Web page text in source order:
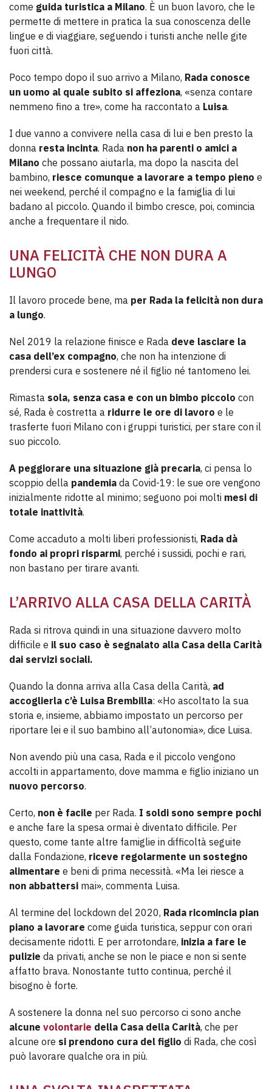
come guida turistica a Milano. È un buon lavoro, che le
permette di mettere in pratica la sua conoscenza delle
lingue e di viaggiare, seguendo i turisti anche nelle gite
fuori città.
Poco tempo dopo il suo arrivo a Milano, Rada conosce
un uomo al quale subito si affeziona, «senza contare
nemmeno fino a tre», come ha raccontato a Luisa.
I due vanno a convivere nella casa di lui e ben presto la
donna resta incinta. Rada non ha parenti o amici a
Milano che possano aiutarla, ma dopo la nascita del
bambino, riesce comunque a lavorare a tempo pieno e
nei weekend, perché il compagno e la famiglia di lui
badano al piccolo. Quando il bimbo cresce, poi, comincia
anche a frequentare il nido.
UNA FELICITÀ CHE NON DURA A
LUNGO
Il lavoro procede bene, ma per Rada la felicità non dura
a lungo.
Nel 2019 la relazione finisce e Rada deve lasciare la
casa dell’ex compagno, che non ha intenzione di
prendersi cura e sostenere né il figlio né tantomeno lei.
Rimasta sola, senza casa e con un bimbo piccolo con
sé, Rada è costretta a ridurre le ore di lavoro e le
trasferte fuori Milano con i gruppi turistici, per stare con il
suo piccolo.
A peggiorare una situazione già precaria, ci pensa lo
scoppio della pandemia da Covid-19: le sue ore vengono
inizialmente ridotte al minimo; seguono poi molti mesi di
totale inattività.
Come accaduto a molti liberi professionisti, Rada dà
fondo ai propri risparmi, perché i sussidi, pochi e rari,
non bastano per tirare avanti.
L’ARRIVO ALLA CASA DELLA CARITÀ
Rada si ritrova quindi in una situazione davvero molto
difficile e il suo caso è segnalato alla Casa della Carità
dai servizi sociali.
Quando la donna arriva alla Casa della Carità, ad
accoglierla c’è Luisa Brembilla: «Ho ascoltato la sua
storia e, insieme, abbiamo impostato un percorso per
riportare lei e il suo bambino all’autonomia», dice Luisa.
Non avendo più una casa, Rada e il piccolo vengono
accolti in appartamento, dove mamma e figlio iniziano un
nuovo percorso.
Certo, non è facile per Rada. I soldi sono sempre pochi
e anche fare la spesa ormai è diventato difficile. Per
questo, come tante altre famiglie in difficoltà seguite
dalla Fondazione, riceve regolarmente un sostegno
alimentare e beni di prima necessità. «Ma lei riesce a
non abbattersi mai», commenta Luisa.
Al termine del lockdown del 2020, Rada ricomincia pian
piano a lavorare come guida turistica, seppur con orari
decisamente ridotti. E per arrotondare, inizia a fare le
pulizie da privati, anche se non le piace e non si sente
affatto brava. Nonostante tutto continua, perché il
bisogno è forte.
A sostenere la donna nel suo percorso ci sono anche
alcune volontarie della Casa della Carità, che per
alcune ore si prendono cura del figlio di Rada, che così
può lavorare qualche ora in più.